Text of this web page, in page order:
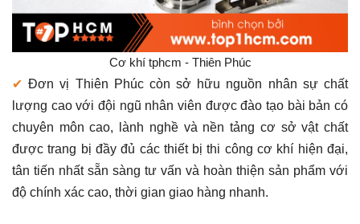
Cơ khí tphcm - Thiên Phúc
✔Đơn vị Thiên Phúc còn sở hữu nguồn nhân sự chất
lượng cao với đội ngũ nhân viên được đào tạo bài bản có
chuyên môn cao, lành nghề và nền tảng cơ sở vật chất
được trang bị đầy đủ các thiết bị thi công cơ khí hiện đại,
tân tiến nhất sẵn sàng tư vấn và hoàn thiện sản phẩm với
độ chính xác cao, thời gian giao hàng nhanh.